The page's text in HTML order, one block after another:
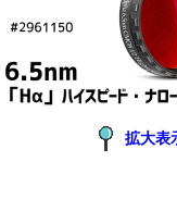
拡大表